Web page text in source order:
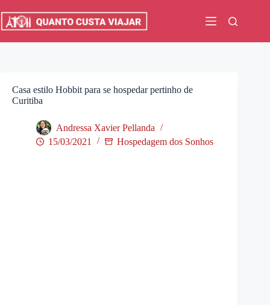
para
Casa estilo Hobbit para se hospedar pertinho de
Curitiba
Andressa Xavier Pellanda
15/03/2021
Hospedagem dos Sonhos